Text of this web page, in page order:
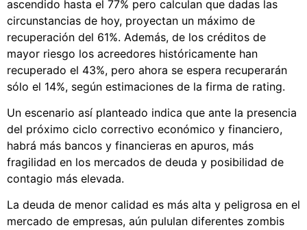
ascendido hasta el 77% pero calculan que dadas las
circunstancias de hoy, proyectan un máximo de
recuperación del 61%. Además, de los créditos de
mayor riesgo los acreedores históricamente han
recuperado el 43%, pero ahora se espera recuperarán
sólo el 14%, según estimaciones de la firma de rating.
Un escenario así planteado indica que ante la presencia
del próximo ciclo correctivo económico y financiero,
habrá más bancos y financieras en apuros, más
fragilidad en los mercados de deuda y posibilidad de
contagio más elevada.
La deuda de menor calidad es más alta y peligrosa en el
mercado de empresas, aún pululan diferentes zombis